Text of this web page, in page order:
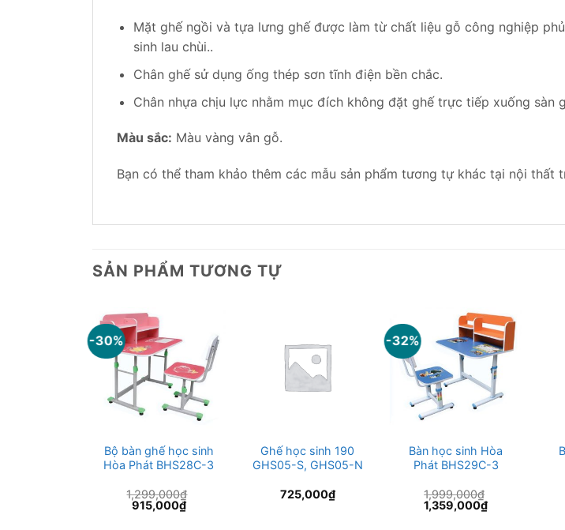
Mặt ghế ngồi và tựa lưng ghế được làm từ chất liệu gỗ công nghiệp
sinh lau chùi..
Chân ghế sử dụng ống thép sơn tĩnh điện bền chắc.
Chân nhựa chịu lực nhằm mục đích không đặt ghế trực tiếp xuống sàn
Màu sắc: Màu vàng vân gỗ.
Bạn có thể tham khảo thêm các mẫu sản phẩm tương tự khác tại nội thất
SẢN PHẨM TƯƠNG TỰ
-30%
Bộ bàn ghế học sinh
Hòa Phát BHS28C-3
1,299,000₫
Giá
915,000₫Giá
hiện
Ghế học sinh 190
GHS05-S, GHS05-N
725,000₫
-32%
Bàn học sinh Hòa
Phát BHS29C-3
1,999,000₫
Giá
gốc
1,359,000₫Giá